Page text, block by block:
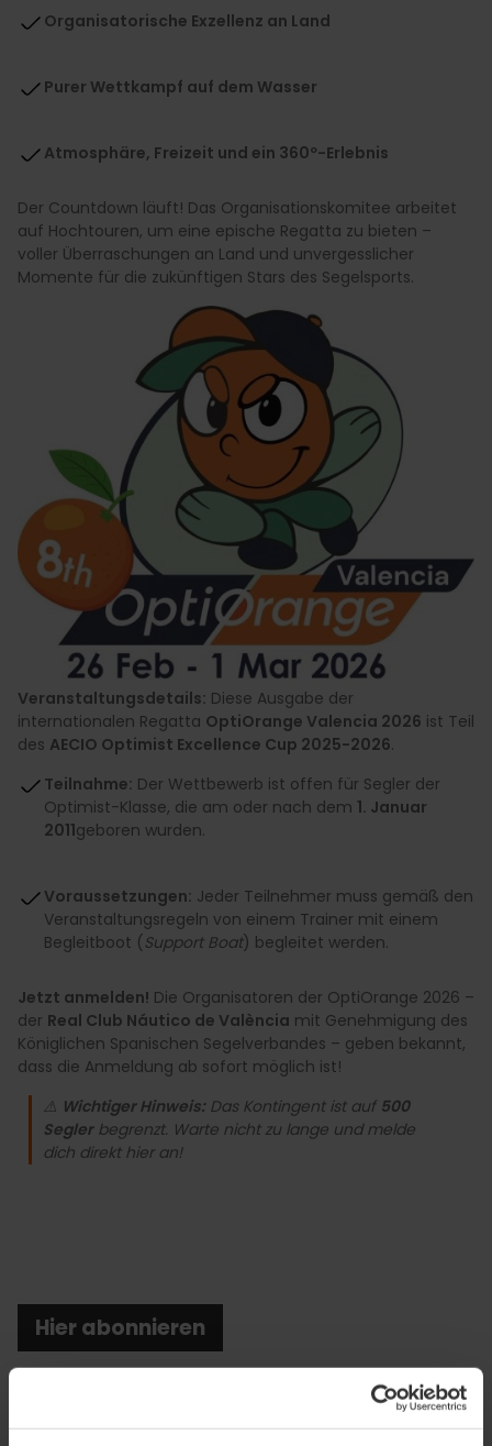
Organisatorische Exzellenz an Land
Purer Wettkampf auf dem Wasser
Atmosphäre, Freizeit und ein 360º-Erlebnis
Der Countdown läuft! Das Organisationskomitee arbeitet
auf Hochtouren, um eine epische Regatta zu bieten –
voller Überraschungen an Land und unvergesslicher
Momente für die zukünftigen Stars des Segelsports.
Veranstaltungsdetails: Diese Ausgabe der
internationalen Regatta OptiOrange Valencia 2026 ist Teil
des AECIO Optimist Excellence Cup 2025-2026.
Teilnahme: Der Wettbewerb ist offen für Segler der
Optimist-Klasse, die am oder nach dem 1. Januar
2011geboren wurden.
Voraussetzungen: Jeder Teilnehmer muss gemäß den
Veranstaltungsregeln von einem Trainer mit einem
Begleitboot (Support Boat) begleitet werden.
Jetzt anmelden! Die Organisatoren der OptiOrange 2026 –
der Real Club Náutico de València mit Genehmigung des
Königlichen Spanischen Segelverbandes – geben bekannt,
dass die Anmeldung ab sofort möglich ist!
⚠️ Wichtiger Hinweis: Das Kontingent ist auf 500
Seglerbegrenzt. Warte nicht zu lange und melde
dich direkt hier an!
Hier abonnieren